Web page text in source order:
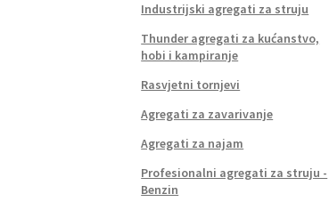
Industrijski agregati za struju
Thunder agregati za kućanstvo,
hobi i kampiranje
Rasvjetni tornjevi
Agregati za zavarivanje
Agregati za najam
Profesionalni agregati za struju -
Benzin